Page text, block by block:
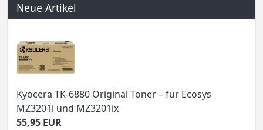
Neue Artikel
Kyocera TK-6880 Original Toner – für Ecosys
MZ3201i und MZ3201ix
55,95 EUR